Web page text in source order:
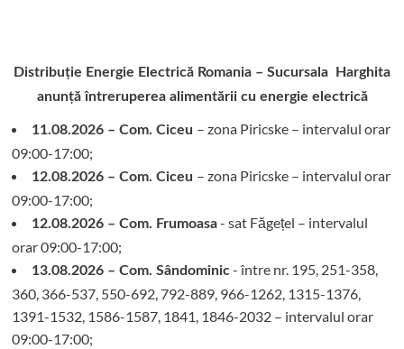
Distribuție Energie Electrică Romania – Sucursala Harghita
anunță întreruperea alimentării cu energie electrică
11.08.2026 – Com. Ciceu – zona Piricske – intervalul orar
09:00-17:00;
12.08.2026 – Com. Ciceu – zona Piricske – intervalul orar
09:00-17:00;
12.08.2026 – Com. Frumoasa- sat Făgețel – intervalul
orar 09:00-17:00;
13.08.2026 – Com. Sândominic- între nr. 195, 251-358,
360, 366-537, 550-692, 792-889, 966-1262, 1315-1376,
1391-1532, 1586-1587, 1841, 1846-2032 – intervalul orar
09:00-17:00;